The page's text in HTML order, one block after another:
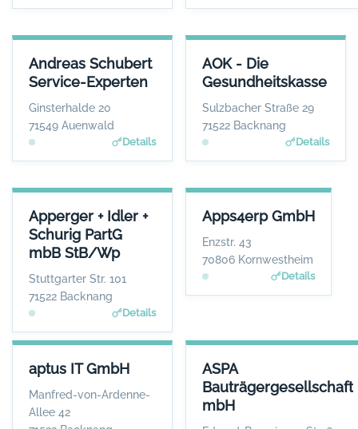
Andreas Schubert
Service-Experten
Ginsterhalde 20
71549 Auenwald
Details
ANDREAS SCHUBERT SERVICE-EXPERTEN
Herr Andreas Schubert
WEBSITE
www.habenseite.de
AOK - Die
Gesundheitskasse
Sulzbacher Straße 29
71522 Backnang
Details
AOK - DIE
Herr Dominik
www.aok.de/bw
Apperger + Idler +
Schurig PartG
mbB StB/Wp
Stuttgarter Str. 101
71522 Backnang
Details
APPERGER + IDLER + SCHURIG PARTG MBB STB/WP
ANSPRECHPARTNER
Frau Simone Apperger-Fichtner
WEBSITE
www.apperger-idler.de
Apps4erp GmbH
Enzstr. 43
70806 Kornwestheim
Details
APPS4ERP GMBH
ANSPRECHPARTNER
Schmischke
WEBSITE
www.appsin.de
aptus IT GmbH
Manfred-von-Ardenne-
Allee 42
APTUS IT GMBH
Herr Reinhard Mayer
ASPA
Bauträgergesellschaft
mbH
ASPA
Herr Andreas